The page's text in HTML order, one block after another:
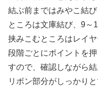
結ぶ前まではみやこ結
ところは文庫結び、9～
挟みこむところはレイ
段階ごとにポイントを
すので、確認しながら結
リボン部分がしっかり